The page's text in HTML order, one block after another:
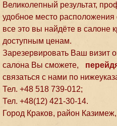
Великолепный результат,
удобное место
все это вы найдёте в салоне
доступным ценам.
Зарезервировать Ваш визит
салона Вы сможете,
связаться с нами по
Тел. +48 518 739-012;
Тел. +48(12) 421-30-14.
Город Краков, район